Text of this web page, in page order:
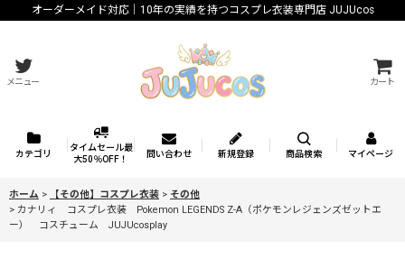
オーダーメイド対応｜10年の実績を持つコスプレ衣装専門店 JUJUcos
メニュー カート
カテゴリ
タイムセール最
大50％OFF！
問い合わせ 新規登録 商品検索 マイページ
ホーム > 【その他】コスプレ衣装 > その他
> カナリィ コスプレ衣装 Pokemon LEGENDS Z-A（ポケモンレジェンズゼットエ
ー） コスチューム JUJUcosplay